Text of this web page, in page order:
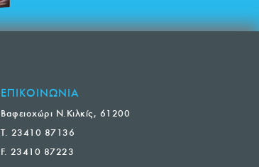
ΕΠΙΚΟΙΝΩΝΙΑ
Βαφειοχώρι Ν.Κιλκίς, 61200
T. 23410 87136
F. 23410 87223